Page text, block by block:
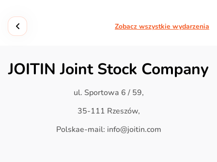
Zobacz wszystkie wydarzenia
JOITIN Joint Stock Company
ul. Sportowa 6 / 59,
35-111 Rzeszów,
Polskae-mail: info@joitin.com